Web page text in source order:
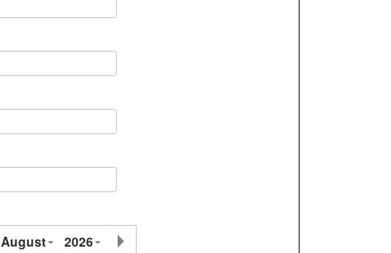
August 2026